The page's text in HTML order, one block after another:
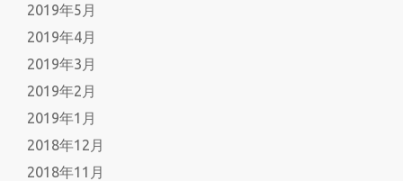
2019年5月
2019年4月
2019年3月
2019年2月
2019年1月
2018年12月
2018年11月